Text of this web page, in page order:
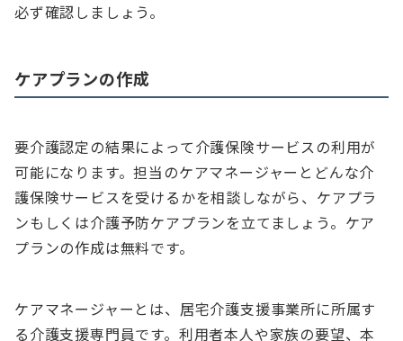
必ず確認しましょう。
ケアプランの作成
要介護認定の結果によって介護保険サービスの利用が
可能になります。担当のケアマネージャーとどんな介
護保険サービスを受けるかを相談しながら、ケアプラ
ンもしくは介護予防ケアプランを立てましょう。ケア
プランの作成は無料です。
ケアマネージャーとは、居宅介護支援事業所に所属す
る介護支援専門員です。利用者本人や家族の要望、本